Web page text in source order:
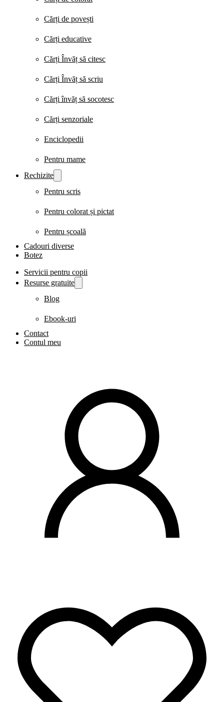
Cărți de povești
Cărți educative
Cărți Învăț să citesc
Cărți Învăț să scriu
Cărți învăț să socotesc
Cărți senzoriale
Enciclopedii
Pentru mame
Rechizite
Pentru scris
Pentru colorat și pictat
Pentru școală
Cadouri diverse
Botez
Servicii pentru copii
Resurse gratuite
Blog
Ebook-uri
Contact
Contul meu